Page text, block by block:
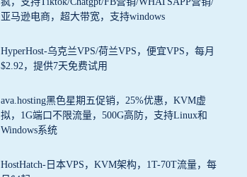
亚马逊电商，超大带宽，支持windows
HyperHost-乌克兰VPS/荷兰VPS，便宜VPS，每月
$2.92，提供7天免费试用
ava.hosting黑色星期五促销，25%优惠，KVM虚
拟，1G端口不限流量，500G高防，支持Linux和
Windows系统
HostHatch-日本VPS，KVM架构，1T-70T流量，每